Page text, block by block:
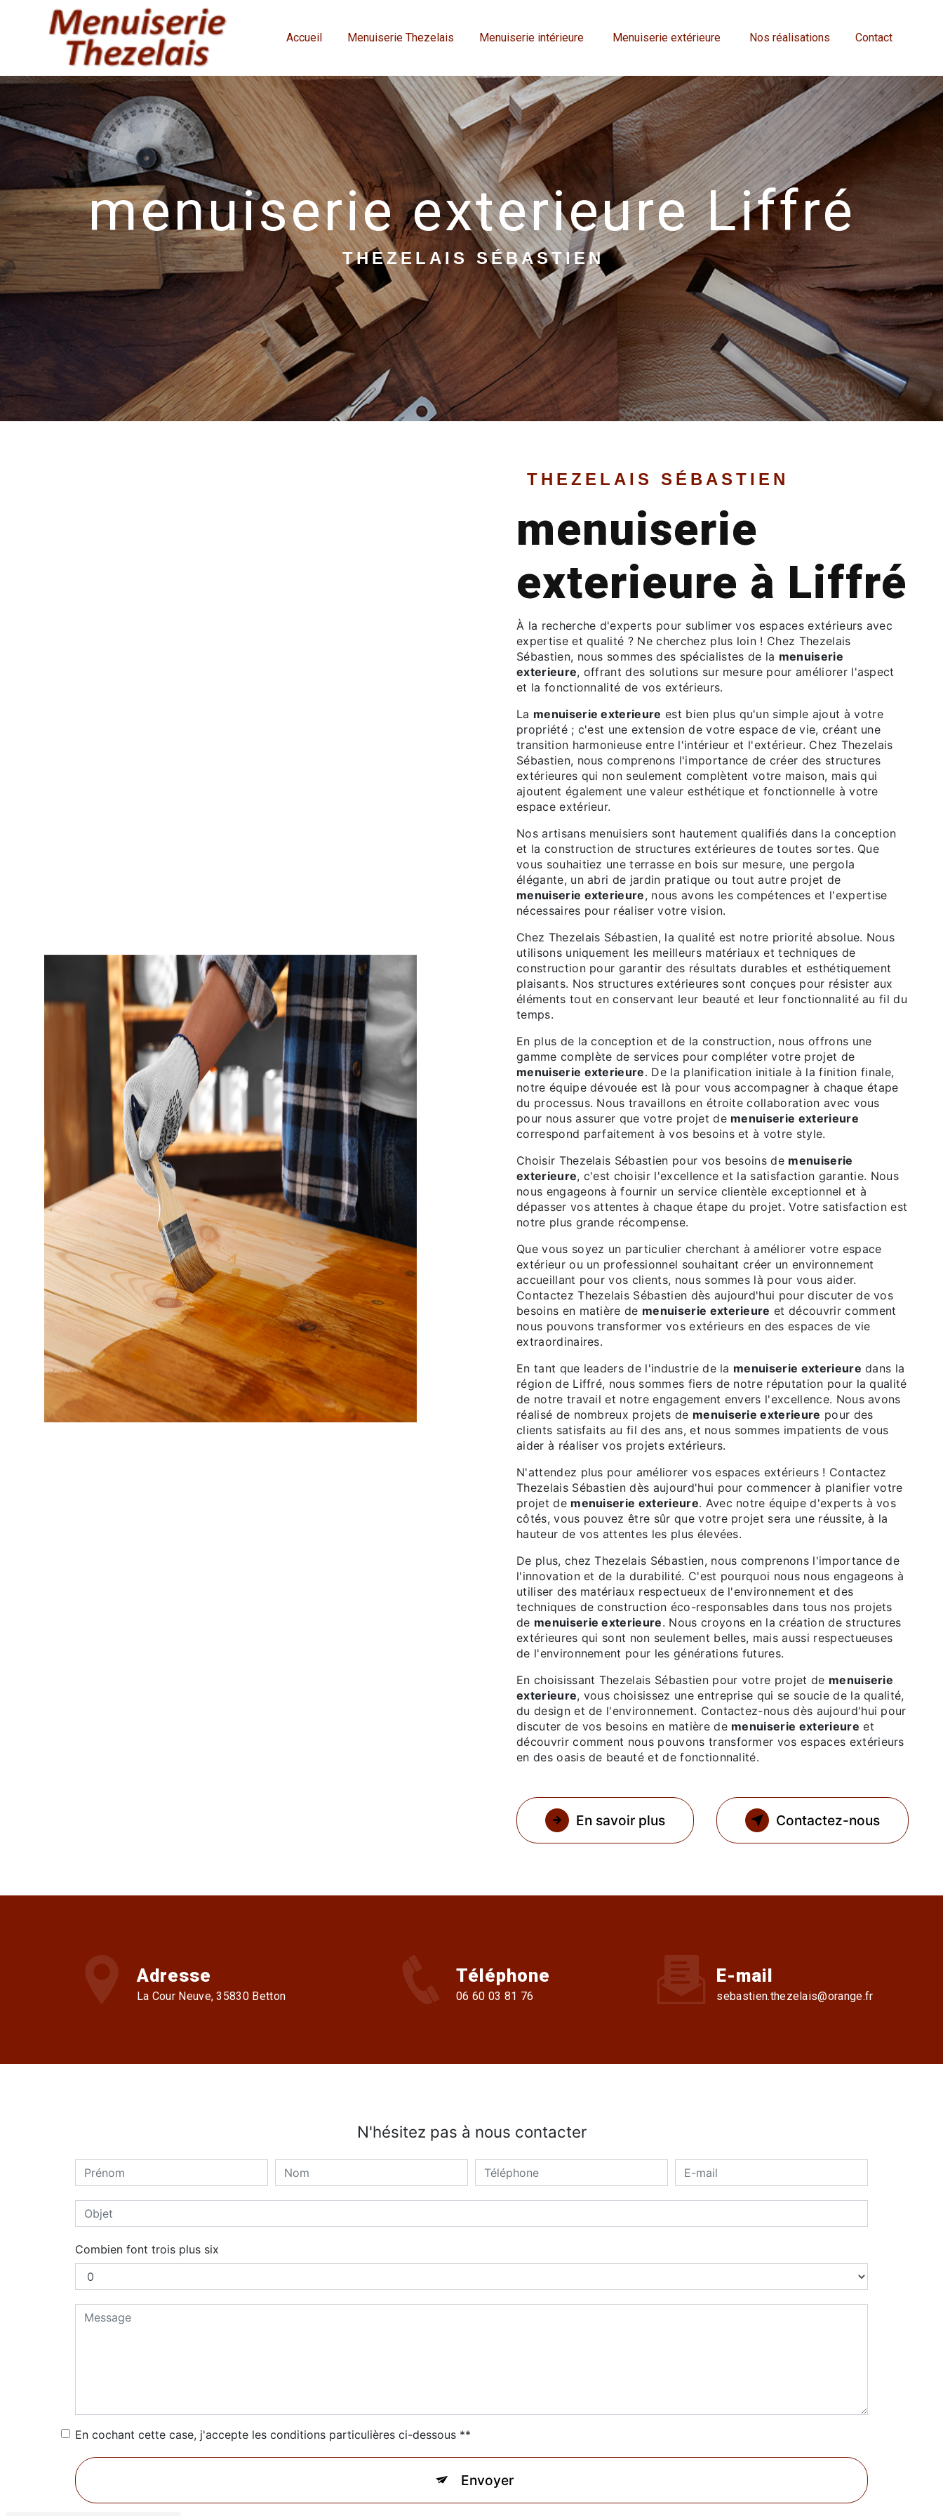
Accueil Menuiserie Thezelais Menuiserie intérieure Menuiserie extérieure Nos réalisations Contact
menuiserie exterieure Liffré
THEZELAIS SÉBASTIEN
THEZELAIS SÉBASTIEN
menuiserie
exterieure à Liffré
À la recherche d'experts pour sublimer vos espaces extérieurs avec
expertise et qualité ? Ne cherchez plus loin ! Chez Thezelais
Sébastien, nous sommes des spécialistes de la menuiserie
exterieure, offrant des solutions sur mesure pour améliorer l'aspect
et la fonctionnalité de vos extérieurs.
La menuiserie exterieure est bien plus qu'un simple ajout à votre
propriété ; c'est une extension de votre espace de vie, créant une
transition harmonieuse entre l'intérieur et l'extérieur. Chez Thezelais
Sébastien, nous comprenons l'importance de créer des structures
extérieures qui non seulement complètent votre maison, mais qui
ajoutent également une valeur esthétique et fonctionnelle à votre
espace extérieur.
Nos artisans menuisiers sont hautement qualifiés dans la conception
et la construction de structures extérieures de toutes sortes. Que
vous souhaitiez une terrasse en bois sur mesure, une pergola
élégante, un abri de jardin pratique ou tout autre projet de
menuiserie exterieure, nous avons les compétences et l'expertise
nécessaires pour réaliser votre vision.
Chez Thezelais Sébastien, la qualité est notre priorité absolue. Nous
utilisons uniquement les meilleurs matériaux et techniques de
construction pour garantir des résultats durables et esthétiquement
plaisants. Nos structures extérieures sont conçues pour résister aux
éléments tout en conservant leur beauté et leur fonctionnalité au fil du
temps.
En plus de la conception et de la construction, nous offrons une
gamme complète de services pour compléter votre projet de
menuiserie exterieure. De la planification initiale à la finition finale,
notre équipe dévouée est là pour vous accompagner à chaque étape
du processus. Nous travaillons en étroite collaboration avec vous
pour nous assurer que votre projet de menuiserie exterieure
correspond parfaitement à vos besoins et à votre style.
Choisir Thezelais Sébastien pour vos besoins de menuiserie
exterieure, c'est choisir l'excellence et la satisfaction garantie. Nous
nous engageons à fournir un service clientèle exceptionnel et à
dépasser vos attentes à chaque étape du projet. Votre satisfaction est
notre plus grande récompense.
Que vous soyez un particulier cherchant à améliorer votre espace
extérieur ou un professionnel souhaitant créer un environnement
accueillant pour vos clients, nous sommes là pour vous aider.
Contactez Thezelais Sébastien dès aujourd'hui pour discuter de vos
besoins en matière de menuiserie exterieure et découvrir comment
nous pouvons transformer vos extérieurs en des espaces de vie
extraordinaires.
En tant que leaders de l'industrie de la menuiserie exterieure dans la
région de Liffré, nous sommes fiers de notre réputation pour la qualité
de notre travail et notre engagement envers l'excellence. Nous avons
réalisé de nombreux projets de menuiserie exterieure pour des
clients satisfaits au fil des ans, et nous sommes impatients de vous
aider à réaliser vos projets extérieurs.
N'attendez plus pour améliorer vos espaces extérieurs ! Contactez
Thezelais Sébastien dès aujourd'hui pour commencer à planifier votre
projet de menuiserie exterieure. Avec notre équipe d'experts à vos
côtés, vous pouvez être sûr que votre projet sera une réussite, à la
hauteur de vos attentes les plus élevées.
De plus, chez Thezelais Sébastien, nous comprenons l'importance de
l'innovation et de la durabilité. C'est pourquoi nous nous engageons à
utiliser des matériaux respectueux de l'environnement et des
techniques de construction éco-responsables dans tous nos projets
de menuiserie exterieure. Nous croyons en la création de structures
extérieures qui sont non seulement belles, mais aussi respectueuses
de l'environnement pour les générations futures.
En choisissant Thezelais Sébastien pour votre projet de menuiserie
exterieure, vous choisissez une entreprise qui se soucie de la qualité,
du design et de l'environnement. Contactez-nous dès aujourd'hui pour
discuter de vos besoins en matière de menuiserie exterieure et
découvrir comment nous pouvons transformer vos espaces extérieurs
en des oasis de beauté et de fonctionnalité.
En savoir plus Contactez-nous
Adresse
La Cour Neuve, 35830 Betton
Téléphone
06 60 03 81 76
E-mail
sebastien.thezelais@orange.fr
N'hésitez pas à nous contacter
Combien font trois plus six
En cochant cette case, j'accepte les conditions particulières ci-dessous **
Envoyer
Panneau de gestion des cookies